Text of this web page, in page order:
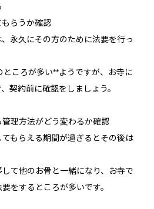
らうか確認
永久にその方のために法要を行っ
ころが多い**ようですが、お寺に
契約前に確認をしましょう。
理方法がどう変わるか確認
もらえる期間が過ぎるとその後は
て他のお骨と一緒になり、お寺で
をするところが多いです。